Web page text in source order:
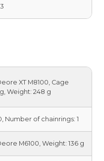
XT M8100, Cage
Weight: 248 g
Number of chainrings: 1
M6100, Weight: 136 g